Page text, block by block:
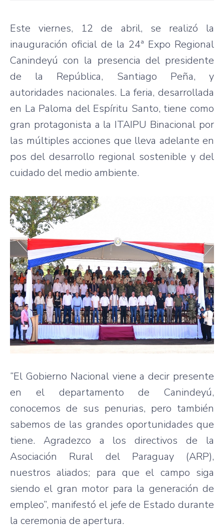
Este viernes, 12 de abril, se realizó la
inauguración oficial de la 24ª Expo Regional
Canindeyú con la presencia del presidente
de la República, Santiago Peña, y
autoridades nacionales. La feria, desarrollada
en La Paloma del Espíritu Santo, tiene como
gran protagonista a la ITAIPU Binacional por
las múltiples acciones que lleva adelante en
pos del desarrollo regional sostenible y del
cuidado del medio ambiente.
“El Gobierno Nacional viene a decir presente
en el departamento de Canindeyú,
conocemos de sus penurias, pero también
sabemos de las grandes oportunidades que
tiene. Agradezco a los directivos de la
Asociación Rural del Paraguay (ARP),
nuestros aliados; para que el campo siga
siendo el gran motor para la generación de
empleo”, manifestó el jefe de Estado durante
la ceremonia de apertura.